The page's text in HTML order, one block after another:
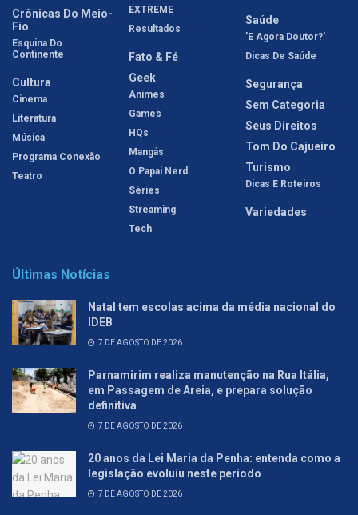
Crônicas Do Meio-
Fio
Esquina Do
Continente
Cultura
Cinema
Literatura
Música
Programa Conexão
Teatro
EXTREME
Resultados
Fato & Fé
Geek
Animes
Games
HQs
Mangás
O Papai Nerd
Séries
Streaming
Tech
Saúde
'E Agora Doutor?'
Dicas De Saúde
Segurança
Sem Categoria
Seus Direitos
Tom Do Cajueiro
Turismo
Dicas E Roteiros
Variedades
Últimas Notícias
Natal tem escolas acima da média nacional do
IDEB
7 DE AGOSTO DE 2026
Parnamirim realiza manutenção na Rua Itália,
em Passagem de Areia, e prepara solução
definitiva
7 DE AGOSTO DE 2026
20 anos da Lei Maria da Penha: entenda como a
legislação evoluiu neste período
7 DE AGOSTO DE 2026